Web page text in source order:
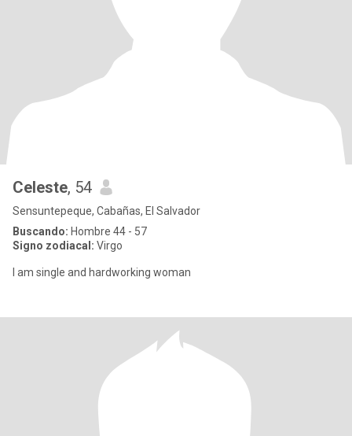
Celeste, 54
Sensuntepeque, Cabañas, El Salvador
Buscando: Hombre 44 - 57
Signo zodiacal: Virgo
I am single and hardworking woman